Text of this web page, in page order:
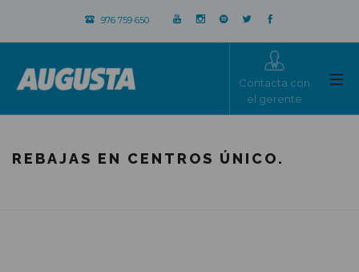
976 759 650
Contacta con
el gerente
REBAJAS EN CENTROS ÚNICO.